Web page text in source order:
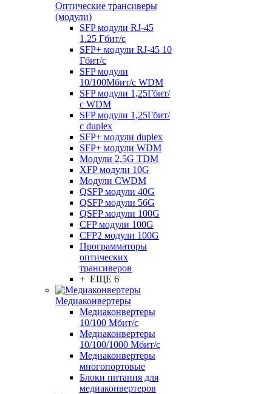
Оптические трансиверы
(модули)
SFP модули RJ-45
1.25 Гбит/c
SFP+ модули RJ-45 10
Гбит/c
SFP модули
10/100Мбит/с WDM
SFP модули 1,25Гбит/
с WDM
SFP модули 1,25Гбит/
с duplex
SFP+ модули duplex
SFP+ модули WDM
Модули 2,5G TDM
XFP модули 10G
Модули CWDM
QSFP модули 40G
QSFP модули 56G
QSFP модули 100G
CFP модули 100G
CFP2 модули 100G
Программаторы
оптических
трансиверов
+ ЕЩЕ 6
Медиаконвертеры
Медиаконвертеры
10/100 Мбит/с
Медиаконвертеры
10/100/1000 Мбит/c
Медиаконвертеры
многопортовые
Блоки питания для
медиаконвертеров